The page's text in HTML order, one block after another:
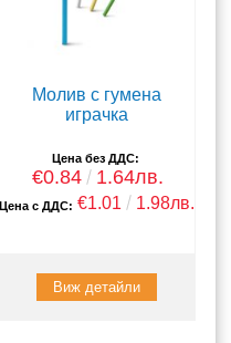
Молив с гумена
играчка
Цена без ДДС:
€0.84 1.64лв.
Цена с ДДС: €1.01 1.98лв.
Виж детайли